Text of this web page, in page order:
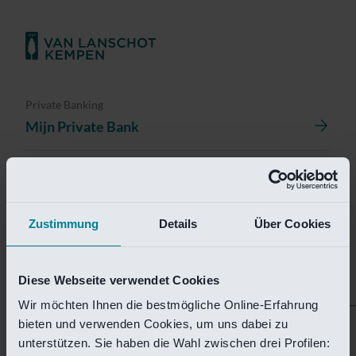
Zustimmung Details Über Cookies
Diese Webseite verwendet Cookies
Wir möchten Ihnen die bestmögliche Online-Erfahrung
bieten und verwenden Cookies, um uns dabei zu
unterstützen. Sie haben die Wahl zwischen drei Profilen:
Private Banking
Mijn Private Bank
Helaas is deze pagina